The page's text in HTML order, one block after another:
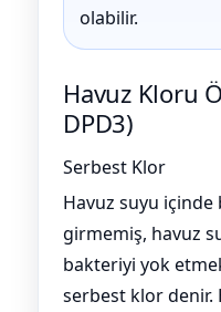
olabilir.
Havuz Kloru
DPD3)
Serbest Klor
Havuz suyu
girmemiş, havuz
bakteriyi yok
serbest klor denir.